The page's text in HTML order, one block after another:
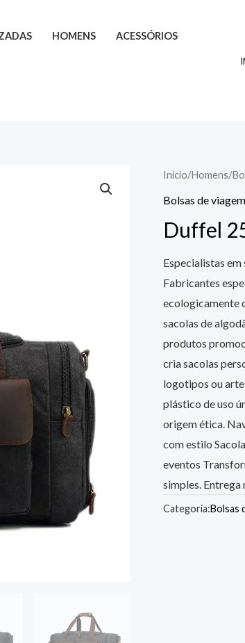
HOMENS ACESSÓRIOS
Início/Homens/
Bolsas de viagem
Duffel
Especialistas
Fabricantes
ecologicamente
sacolas de
produtos
cria sacolas
logotipos ou arte
plástico de uso
origem ética.
com estilo
eventos
simples. Entrega
Categoria:Bolsas